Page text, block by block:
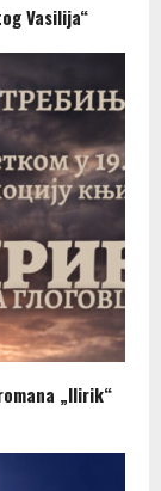
Vasilija“
„Ilirik“